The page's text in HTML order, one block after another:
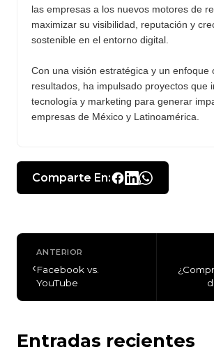
las empresas a los nuevos motores de
maximizar su visibilidad, reputación y
sostenible en el entorno digital.
Con una visión estratégica y un enfoque
resultados, ha impulsado proyectos que
tecnología y marketing para generar
empresas de México y Latinoamérica.
Comparte En:
‹
ANTERIOR
Facebook vs.
YouTube
Entradas recientes